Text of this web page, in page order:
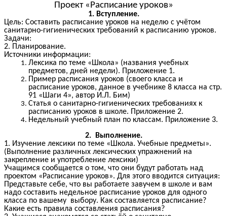
Проект «Расписание уроков»
1. Вступление.
Цель: Составить расписание уроков на неделю с учётом
санитарно-гигиенических требований к расписанию уроков.
Задачи:
2. Планирование.
Источники информации:
Лексика по теме «Школа» (названия учебных
предметов, дней недели). Приложение 1.
Пример расписания уроков (своего класса и
расписание уроков, данное в учебнике 8 класса на стр.
91 «Шаги 4», автор И.Л. Бим)
Статья о санитарно-гигиенических требованиях к
расписанию уроков в школе. Приложение 2.
Недельный учебный план по классам. Приложение 3.
2. Выполнение.
1. Изучение лексики по теме «Школа. Учебные предметы».
(Выполнение различных лексических упражнений на
закрепление и употребление лексики)
Учащимся сообщается о том, что они будут работать над
проектом «Расписание уроков». Для этого вводится ситуация:
Представьте себе, что вы работаете завучем в школе и вам
надо составить недельное расписание уроков для одного
класса по вашему выбору. Как составляется расписание?
Какие есть правила составления расписания?